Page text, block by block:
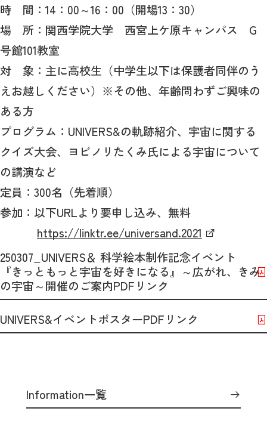
時 間：14：00～16：00（開場13：30）
場 所：関西学院大学 西宮上ケ原キャンパス G
号館101教室
対 象：主に高校生（中学生以下は保護者同伴のう
えお越しください）※その他、年齢問わずご興味の
ある方
プログラム：UNIVERS&の軌跡紹介、宇宙に関する
クイズ大会、ヨビノリたくみ氏による宇宙について
の講演など
定員：300名（先着順）
参加：以下URLより要申し込み、無料
https://linktr.ee/universand.2021
250307_UNIVERS＆ 科学絵本制作記念イベント
『きっともっと宇宙を好きになる』～広がれ、きみ
の宇宙～開催のご案内PDFリンク
UNIVERS&イベントポスターPDFリンク
Information一覧